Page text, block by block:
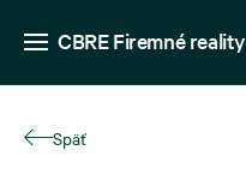
CBRE Firemné reality
Späť